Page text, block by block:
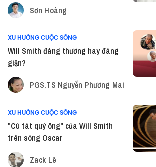
Sơn Hoàng
XU HƯỚNG CUỘC SỐNG
Will Smith đáng thương hay đáng
giận?
PGS.TS Nguyễn Phương Mai
XU HƯỚNG CUỘC SỐNG
"Cú tát quý ông" của Will Smith
trên sóng Oscar
Zack Lê